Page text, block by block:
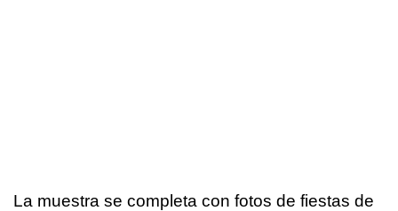
La muestra se completa con fotos de fiestas de